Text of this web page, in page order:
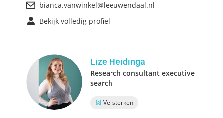
bianca.vanwinkel@leeuwendaal.nl
Bekijk volledig profiel
Lize Heidinga
Research consultant executive
search
Versterken